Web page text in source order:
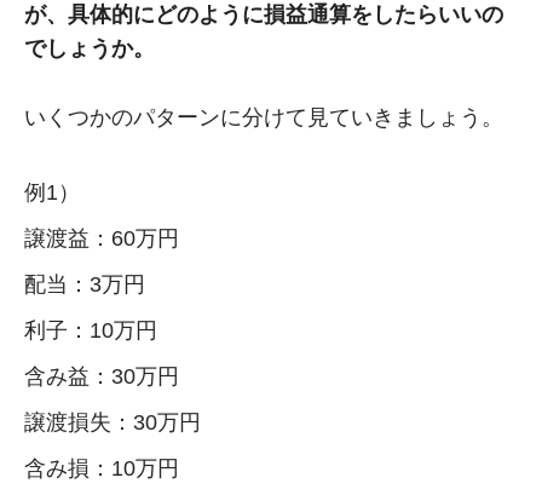
が、具体的にどのように損益通算をしたらいいの
でしょうか。
いくつかのパターンに分けて見ていきましょう。
例1）
譲渡益：60万円
配当：3万円
利子：10万円
含み益：30万円
譲渡損失：30万円
含み損：10万円